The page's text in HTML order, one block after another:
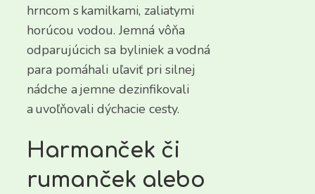
hrncom s kamilkami, zaliatymi
horúcou vodou. Jemná vôňa
odparujúcich sa byliniek a vodná
para pomáhali uľaviť pri silnej
nádche a jemne dezinfikovali
a uvoľňovali dýchacie cesty.
Harmanček či
rumanček alebo